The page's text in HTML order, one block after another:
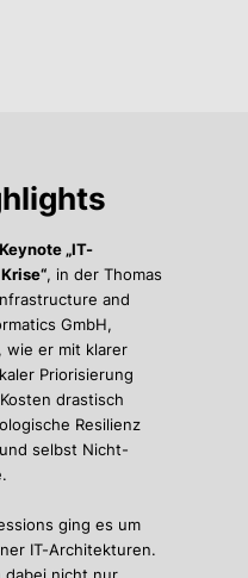
Keynote „IT-
, in der Thomas
and
GmbH,
wie er mit klarer
Priorisierung
drastisch
Resilienz
selbst Nicht-
ging es um
IT-Architekturen.